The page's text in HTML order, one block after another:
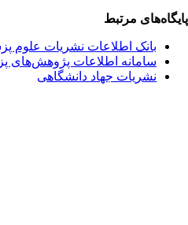
پایگاه‌های مرتبط
بانک اطلاعات نشریات علوم
سامانه اطلاعات پژوهش‌های
نشریات جهاد دانشگاهی